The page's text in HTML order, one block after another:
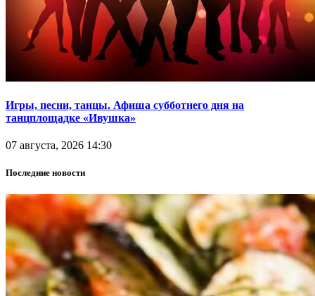
Игры, песни, танцы. Афиша субботнего дня на
танцплощадке «Ивушка»
07 августа, 2026 14:30
Последние новости